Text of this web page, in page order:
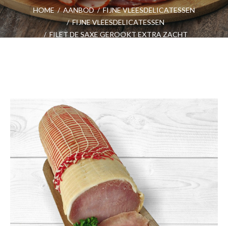
HOME / AANBOD / FIJNE VLEESDELICATESSEN
/ FIJNE VLEESDELICATESSEN
/ FILET DE SAXE GEROOKT EXTRA ZACHT